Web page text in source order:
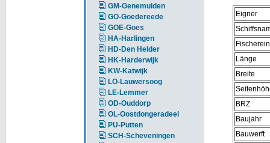
GM-Genemuiden
GO-Goedereede
GOE-Goes
HA-Harlingen
HD-Den Helder
HK-Harderwijk
KW-Katwijk
LO-Lauwersoog
LE-Lemmer
OD-Ouddorp
OL-Oostdongeradeel
PU-Putten
SCH-Scheveningen
Eigner
Länge
Breite
BRZ
Baujahr
Bauwerft